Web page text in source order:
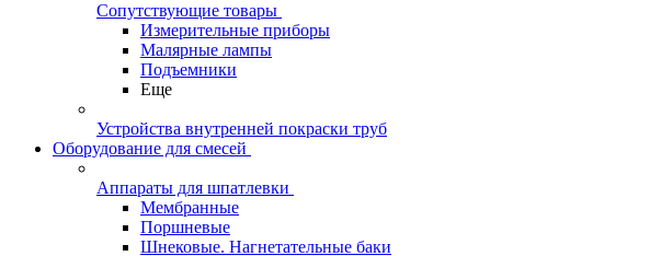
Сопутствующие товары
Измерительные приборы
Малярные лампы
Подъемники
Еще
Устройства внутренней покраски труб
Оборудование для смесей
Аппараты для шпатлевки
Мембранные
Поршневые
Шнековые. Нагнетательные баки